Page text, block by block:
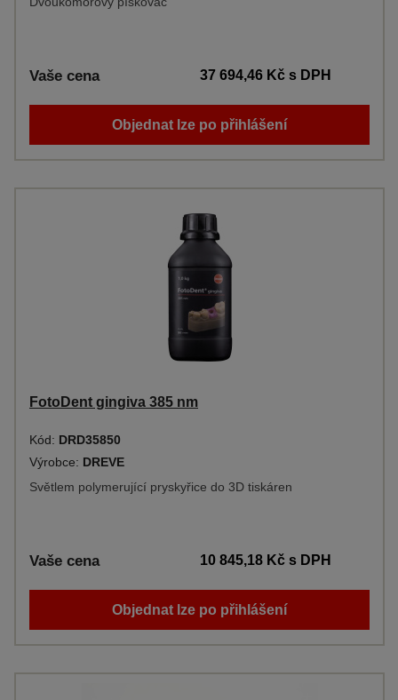
Vaše cena 37 694,46 Kčs DPH
Objednat lze po přihlášení
FotoDent gingiva 385 nm
Kód: DRD35850
Výrobce: DREVE
Světlem polymerující pryskyřice do 3D tiskáren
Vaše cena 10 845,18 Kčs DPH
Objednat lze po přihlášení